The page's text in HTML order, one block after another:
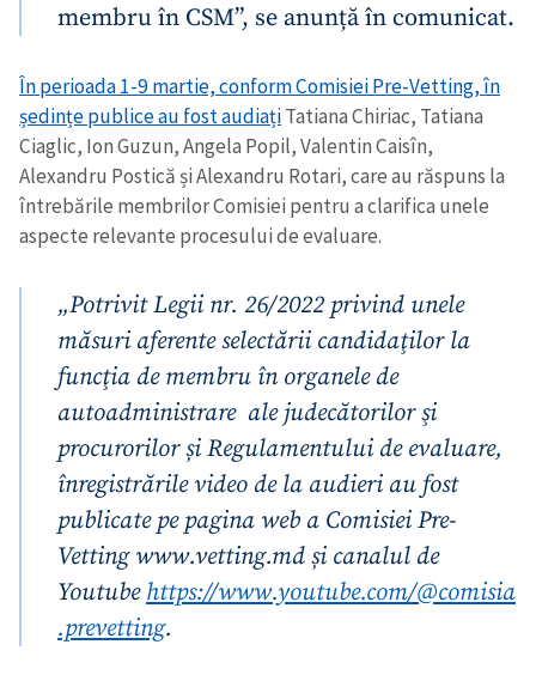
membru în CSM”, se anunță în comunicat.
În perioada 1-9 martie, conform Comisiei Pre-Vetting, în
ședințe publice au fost audiațiTatiana Chiriac, Tatiana
Ciaglic, Ion Guzun, Angela Popil, Valentin Caisîn,
Alexandru Postică și Alexandru Rotari, care au răspuns la
întrebările membrilor Comisiei pentru a clarifica unele
aspecte relevante procesului de evaluare.
„Potrivit Legii nr. 26/2022 privind unele
măsuri aferente selectării candidaţilor la
funcţia de membru în organele de
autoadministrare ale judecătorilor şi
procurorilor și Regulamentului de evaluare,
înregistrările video de la audieri au fost
publicate pe pagina web a Comisiei Pre-
Vetting www.vetting.md și canalul de
Youtubehttps://www.youtube.com/@comisia
.prevetting.